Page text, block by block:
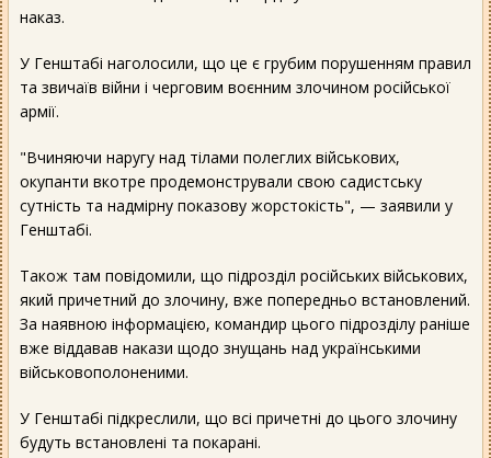
наказ.
У Генштабі наголосили, що це є грубим порушенням правил
та звичаїв війни і черговим воєнним злочином російської
армії.
"Вчиняючи наругу над тілами полеглих військових,
окупанти вкотре продемонстрували свою садистську
сутність та надмірну показову жорстокість", — заявили у
Генштабі.
Також там повідомили, що підрозділ російських військових,
який причетний до злочину, вже попередньо встановлений.
За наявною інформацією, командир цього підрозділу раніше
вже віддавав накази щодо знущань над українськими
військовополоненими.
У Генштабі підкреслили, що всі причетні до цього злочину
будуть встановлені та покарані.